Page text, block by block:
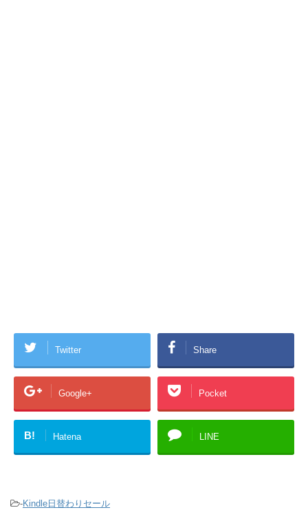
Twitter Share
Google+ Pocket
B! Hatena LINE
-Kindle日替わりセール